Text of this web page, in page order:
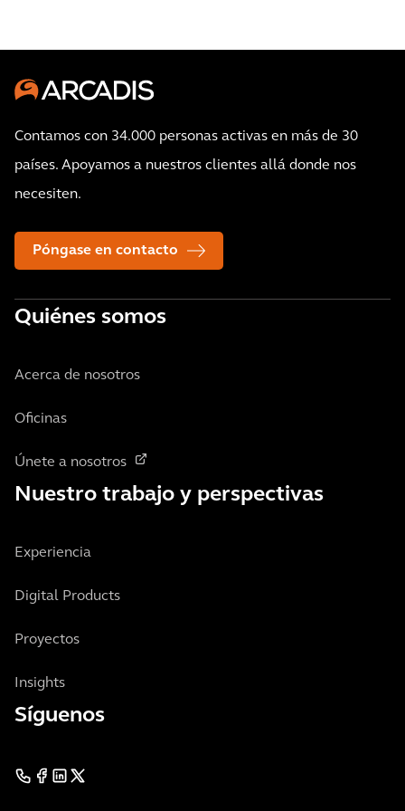
por
todo
condado
Contamos con 34.000 personas activas en más de 30
países. Apoyamos a nuestros clientes allá donde nos
necesiten.
Póngase en contacto
Quiénes somos
Acerca de nosotros
Oficinas
Únete a nosotros
Nuestro trabajo y perspectivas
Experiencia
Digital Products
Proyectos
Insights
Síguenos